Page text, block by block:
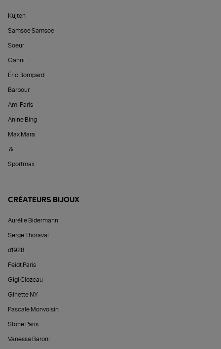
Kujten
Samsoe Samsoe
Soeur
Ganni
Éric Bompard
Barbour
Ami Paris
Anine Bing
Max Mara
&
Sportmax
CRÉATEURS BIJOUX
Aurélie Bidermann
Serge Thoraval
d1928
Feidt Paris
Gigi Clozeau
Ginette NY
Pascale Monvoisin
Stone Paris
Vanessa Baroni